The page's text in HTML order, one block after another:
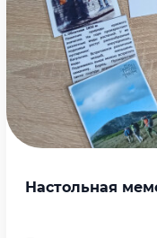
Настольная